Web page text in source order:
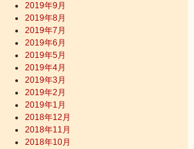
2019年9月
2019年8月
2019年7月
2019年6月
2019年5月
2019年4月
2019年3月
2019年2月
2019年1月
2018年12月
2018年11月
2018年10月